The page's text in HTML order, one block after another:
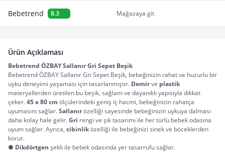
Bebetrend 8.3 Mağazaya git
Ürün Açıklaması
Bebetrend ÖZBAY Sallanır Gri Sepet Beşik
Bebetrend ÖZBAY Sallanır Gri Sepet Beşik, bebeğinizin rahat ve huzurlu bir
uyku deneyimi yaşaması için tasarlanmıştır. Demirve plastik
materyallerden üretilen bu beşik, sağlam ve dayanıklı yapısıyla dikkat
çeker.45 x 80 cm ölçülerindeki geniş iç hacmi, bebeğinizin rahatça
uyumasını sağlar.Sallanırözelliği sayesinde bebeğinizin uykuya dalması
daha kolay hale gelir.Gri rengi ve şık tasarımı ile her türlü bebek odasına
uyum sağlar. Ayrıca, cibinliközelliği ile bebeğinizi sinek ve böceklerden
korur.
● Dikdörtgen şekli ile bebek odasında yer tasarrufu sağlar.